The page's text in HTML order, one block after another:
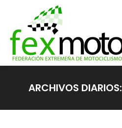
ARCHIVOS DIARIOS: